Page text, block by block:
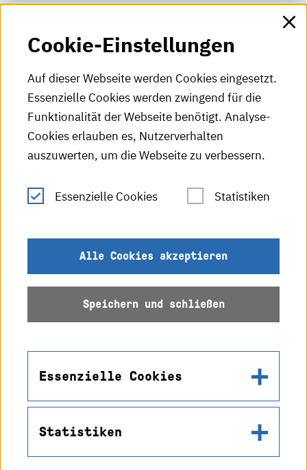
HKA-Shop
HKA-Videos
HKA-Podcast
HKA-Publikationen
RSS-Feed
Leichte Sprache
Datenschutz
Barrierefreiheit
Cookie-Einstellungen
Auf dieser Webseite werden Cookies eingesetzt.
Essenzielle Cookies werden zwingend für die
Funktionalität der Webseite benötigt. Analyse-
Cookies erlauben es, Nutzerverhalten
auszuwerten, um die Webseite zu verbessern.
Essenzielle Cookies Statistiken
Alle Cookies akzeptieren
Speichern und schließen
Essenzielle Cookies
in2cookiemodal-selection
Statistiken